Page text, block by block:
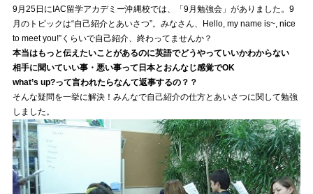
9月25日にIAC留学アカデミー沖縄校では、「9月勉強会」がありました。9
月のトピックは“自己紹介とあいさつ”。みなさん、Hello, my name is~, nice
to meet you!”くらいで自己紹介、終わってませんか？
本当はもっと伝えたいことがあるのに英語でどうやっていいかわからない
相手に聞いていい事・悪い事って日本とおんなじ感覚でOK
what’s up?って言われたらなんて返事するの？？
そんな疑問を一挙に解決！みんなで自己紹介の仕方とあいさつに関して勉強
しました。